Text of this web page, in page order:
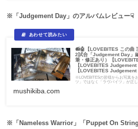
※「Judgement Day」のアルバムレビュー☟
📻🤖【LOVEBITES この曲
2試合「Judgement Day」
筆・修正あり）【
【LOVEBITES Judgement
【LOVEBITES Judgement
※LOVEBITESの皆様からお写真を
ツ」ではなく「ラヴバイツ」が正し
mushikiba.com
※「Nameless Warrior」「Puppet On